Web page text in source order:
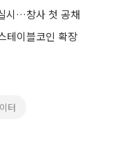
시…창사 첫 공채
테이블코인 확장
터